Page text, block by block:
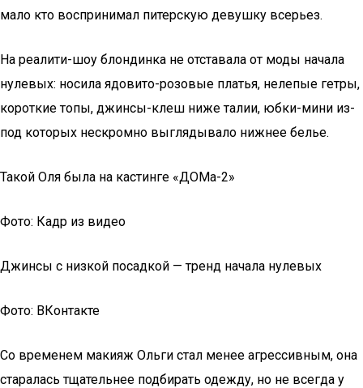
мало кто воспринимал питерскую девушку всерьез.
На реалити-шоу блондинка не отставала от моды начала
нулевых: носила ядовито-розовые платья, нелепые гетры,
короткие топы, джинсы-клеш ниже талии, юбки-мини из-
под которых нескромно выглядывало нижнее белье.
Такой Оля была на кастинге «ДОМа-2»
Фото: Кадр из видео
Джинсы с низкой посадкой — тренд начала нулевых
Фото: ВКонтакте
Со временем макияж Ольги стал менее агрессивным, она
старалась тщательнее подбирать одежду, но не всегда у